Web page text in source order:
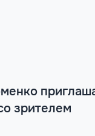
зрителем